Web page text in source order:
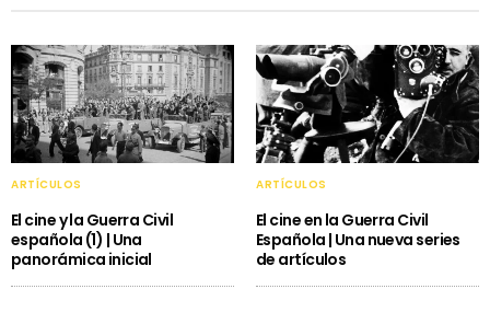
ARTÍCULOS
El cine y la Guerra Civil
española (1) | Una
panorámica inicial
ARTÍCULOS
El cine en la Guerra Civil
Española | Una nueva series
de artículos